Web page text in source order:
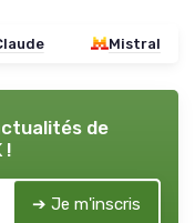
Mistral
de
!
➔ Je m'inscris